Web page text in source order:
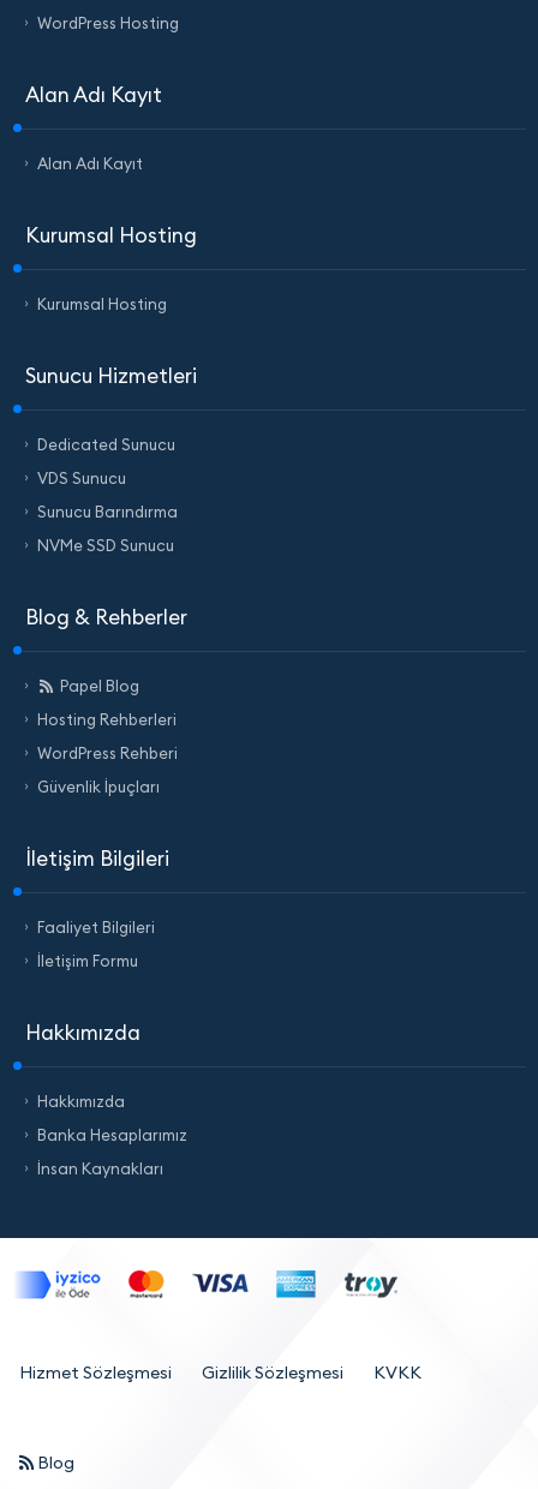
WordPress Hosting
Alan Adı Kayıt
Alan Adı Kayıt
Kurumsal Hosting
Kurumsal Hosting
Sunucu Hizmetleri
Dedicated Sunucu
VDS Sunucu
Sunucu Barındırma
NVMe SSD Sunucu
Blog & Rehberler
Papel Blog
Hosting Rehberleri
WordPress Rehberi
Güvenlik İpuçları
İletişim Bilgileri
Faaliyet Bilgileri
İletişim Formu
Hakkımızda
Hakkımızda
Banka Hesaplarımız
İnsan Kaynakları
Hizmet Sözleşmesi Gizlilik Sözleşmesi KVKK
Blog